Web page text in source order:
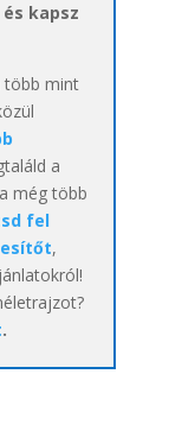
kapsz
több mint
a
még több
fel
,
.